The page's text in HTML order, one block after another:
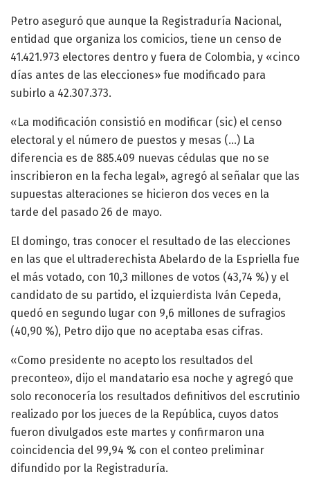
Petro aseguró que aunque la Registraduría Nacional,
entidad que organiza los comicios, tiene un censo de
41.421.973 electores dentro y fuera de Colombia, y «cinco
días antes de las elecciones» fue modificado para
subirlo a 42.307.373.
«La modificación consistió en modificar (sic) el censo
electoral y el número de puestos y mesas (…) La
diferencia es de 885.409 nuevas cédulas que no se
inscribieron en la fecha legal», agregó al señalar que las
supuestas alteraciones se hicieron dos veces en la
tarde del pasado 26 de mayo.
El domingo, tras conocer el resultado de las elecciones
en las que el ultraderechista Abelardo de la Espriella fue
el más votado, con 10,3 millones de votos (43,74 %) y el
candidato de su partido, el izquierdista Iván Cepeda,
quedó en segundo lugar con 9,6 millones de sufragios
(40,90 %), Petro dijo que no aceptaba esas cifras.
«Como presidente no acepto los resultados del
preconteo», dijo el mandatario esa noche y agregó que
solo reconocería los resultados definitivos del escrutinio
realizado por los jueces de la República, cuyos datos
fueron divulgados este martes y confirmaron una
coincidencia del 99,94 % con el conteo preliminar
difundido por la Registraduría.